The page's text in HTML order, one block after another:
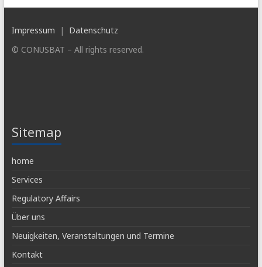
Impressum | Datenschutz
© CONUSBAT – All rights reserved.
Sitemap
home
Services
Regulatory Affairs
Über uns
Neuigkeiten, Veranstaltungen und Termine
Kontakt